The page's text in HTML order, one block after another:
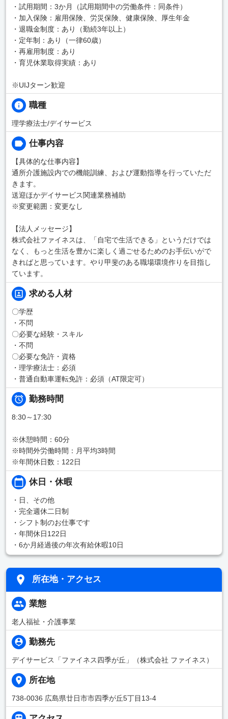
・試用期間：3か月（試用期間中の労働条件：同条件）
・加入保険：雇用保険、労災保険、健康保険、厚生年金
・退職金制度：あり（勤続3年以上）
・定年制：あり（一律60歳）
・再雇用制度：あり
・育児休業取得実績：あり
※UIJターン歓迎
職種
理学療法士/デイサービス
仕事内容
【具体的な仕事内容】
通所介護施設内での機能訓練、および運動指導を行っていただ
きます。
送迎ほかデイサービス関連業務補助
※変更範囲：変更なし
【法人メッセージ】
株式会社ファイネスは、「自宅で生活できる」というだけでは
なく、もっと生活を豊かに楽しく過ごせるためのお手伝いがで
きればと思っています。やり甲斐のある職場環境作りを目指し
ています。
求める人材
〇学歴
・不問
〇必要な経験・スキル
・不問
〇必要な免許・資格
・理学療法士：必須
・普通自動車運転免許：必須（AT限定可）
勤務時間
8:30～17:30
※休憩時間：60分
※時間外労働時間：月平均3時間
※年間休日数：122日
休日・休暇
・日、その他
・完全週休二日制
・シフト制のお仕事です
・年間休日122日
・6か月経過後の年次有給休暇10日
所在地・アクセス
業態
老人福祉・介護事業
勤務先
デイサービス「ファイネス四季が丘」（株式会社 ファイネス）
所在地
738-0036 広島県廿日市市四季が丘5丁目13-4